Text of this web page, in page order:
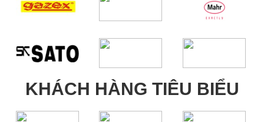
KHÁCH HÀNG TIÊU BIỂU